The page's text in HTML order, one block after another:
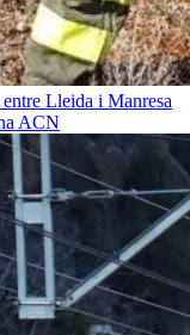
Lleida i Manresa
ACN